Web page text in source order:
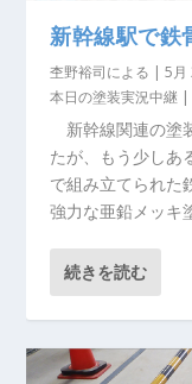
新幹線駅で鉄
杢野裕司による |5月
本日の塗装実況中継 |
新幹線関連の塗
たが、もう少しあ
で組み立てられた
強力な亜鉛メッキ
続きを読む